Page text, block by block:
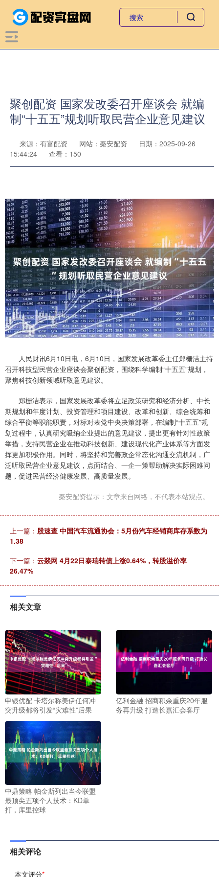
聚创配资 国家发改委召开座谈会 就编
制“十五五”规划听取民营企业意见建议
来源：有富配资 网站：秦安配资
日期：2025-09-26
15:44:24
查看：150
人民财讯6月10日电，6月10日，国家发展改革委主任郑栅洁主持
召开科技型民营企业座谈会聚创配资，围绕科学编制“十五五”规划，
聚焦科技创新领域听取意见建议。
郑栅洁表示，国家发展改革委将立足政策研究和经济分析、中长
期规划和年度计划、投资管理和项目建设、改革和创新、综合统筹和
综合平衡等职能职责，对标对表党中央决策部署，在编制“十五五”规
划过程中，认真研究吸纳企业提出的意见建议，提出更有针对性政策
举措，支持民营企业在推动科技创新、建设现代化产业体系等方面发
挥更加积极作用。同时，将坚持和完善政企常态化沟通交流机制，广
泛听取民营企业意见建议，点面结合、一企一策帮助解决实际困难问
题，促进民营经济健康发展、高质量发展。
秦安配资提示：文章来自网络，不代表本站观点。
上一篇： 股速查 中国汽车流通协会：5月份汽车经销商库存系数为
1.38
下一篇： 云燚网 4月22日泰瑞转债上涨0.64%，转股溢价率
26.47%
相关文章
申银优配 卡塔尔称美伊任何冲
突升级都将引发“灾难性”后果
亿利金融 招商积余重庆20年服
务再升级 打造长嘉汇会客厅
中鼎策略 帕金斯列出当今联盟
最顶尖五项个人技术：KD单
打，库里控球
相关评论
本文评分*